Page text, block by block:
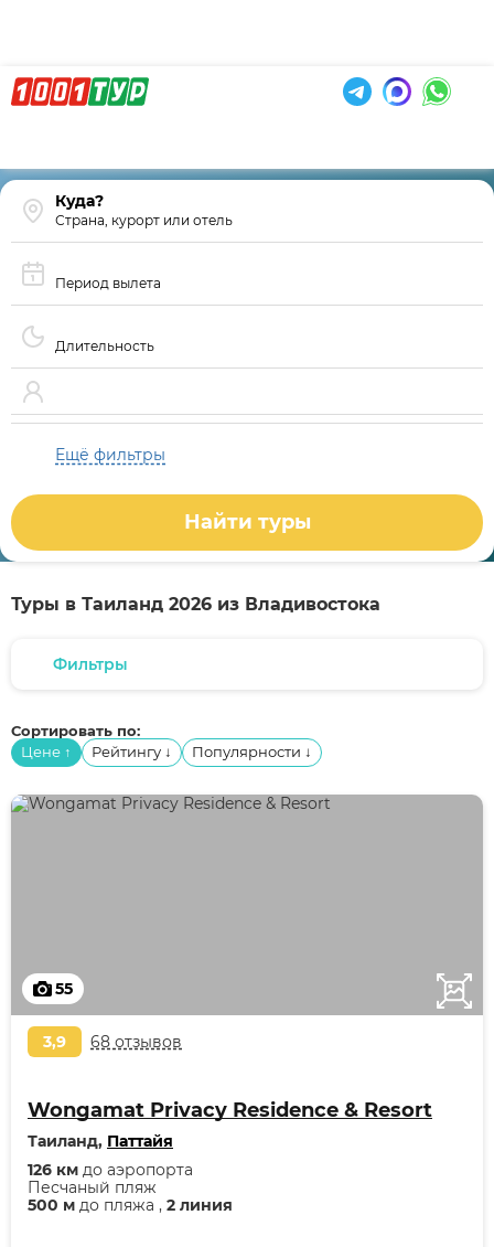
Страна, курорт или отель
Период вылета
Длительность
Ещё фильтры
Найти туры
Туры в Таиланд 2026 из Владивостока
Фильтры
Сортировать по:
Цене ↑ Рейтингу ↓ Популярности ↓
55
3,9 68 отзывов
Wongamat Privacy Residence & Resort
Таиланд, Паттайя
500 м до пляжа , 2 линия
Песчаный пляж
126 км до аэропорта